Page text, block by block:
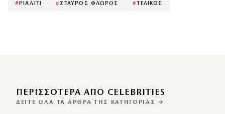
# ΡΙΑΛΙΤΙ # ΣΤΑΥΡΟΣ ΦΛΩΡΟΣ # ΤΕΛΙΚΟΣ
ΠΕΡΙΣΣΌΤΕΡΑ ΑΠΌ CELEBRITIES
ΔΕΊΤΕ ΌΛΑ ΤΑ ΆΡΘΡΑ ΤΗΣ ΚΑΤΗΓΟΡΊΑΣ →